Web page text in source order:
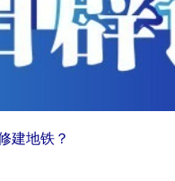
建地铁？